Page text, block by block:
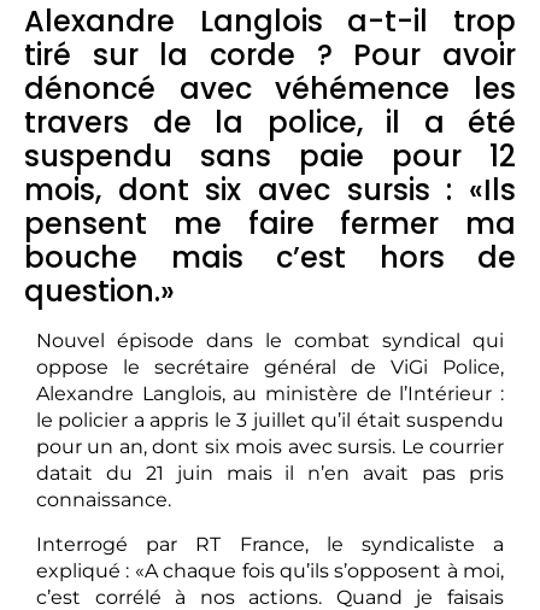
Alexandre Langlois a-t-il trop
tiré sur la corde ? Pour avoir
dénoncé avec véhémence les
travers de la police, il a été
suspendu sans paie pour 12
mois, dont six avec sursis : «Ils
pensent me faire fermer ma
bouche mais c’est hors de
question.»
Nouvel épisode dans le combat syndical qui
oppose le secrétaire général de ViGi Police,
Alexandre Langlois, au ministère de l’Intérieur :
le policier a appris le 3 juillet qu’il était suspendu
pour un an, dont six mois avec sursis. Le courrier
datait du 21 juin mais il n’en avait pas pris
connaissance.
Interrogé par RT France, le syndicaliste a
expliqué : «A chaque fois qu’ils s’opposent à moi,
c’est corrélé à nos actions. Quand je faisais